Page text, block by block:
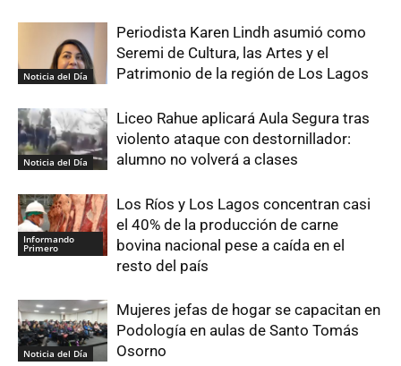
Noticia del Día
Periodista Karen Lindh asumió como
Seremi de Cultura, las Artes y el
Patrimonio de la región de Los Lagos
Noticia del Día
Liceo Rahue aplicará Aula Segura tras
violento ataque con destornillador:
alumno no volverá a clases
Informando
Primero
Los Ríos y Los Lagos concentran casi
el 40% de la producción de carne
bovina nacional pese a caída en el
resto del país
Noticia del Día
Mujeres jefas de hogar se capacitan en
Podología en aulas de Santo Tomás
Osorno